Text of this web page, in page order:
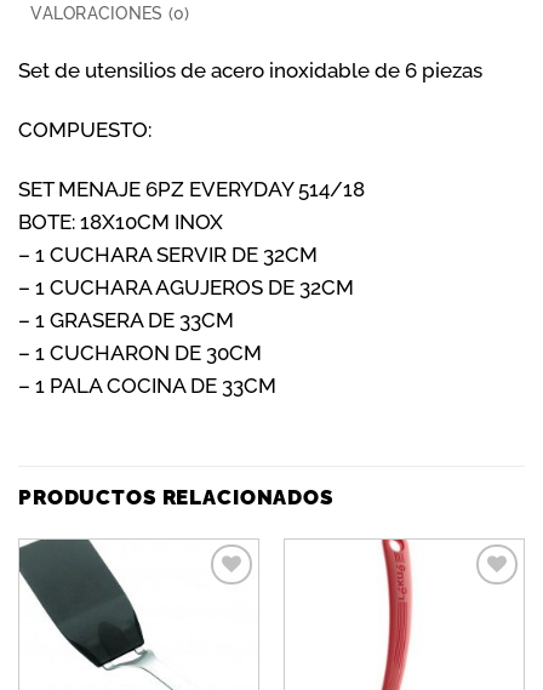
VALORACIONES (0)
Set de utensilios de acero inoxidable de 6 piezas
COMPUESTO:
SET MENAJE 6PZ EVERYDAY 514/18
BOTE: 18X10CM INOX
– 1 CUCHARA SERVIR DE 32CM
– 1 CUCHARA AGUJEROS DE 32CM
– 1 GRASERA DE 33CM
– 1 CUCHARON DE 30CM
– 1 PALA COCINA DE 33CM
PRODUCTOS RELACIONADOS